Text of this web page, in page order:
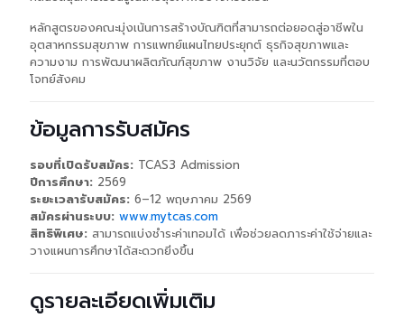
หลักสูตรของคณะมุ่งเน้นการสร้างบัณฑิตที่สามารถต่อยอดสู่อาชีพใน
อุตสาหกรรมสุขภาพ การแพทย์แผนไทยประยุกต์ ธุรกิจสุขภาพและ
ความงาม การพัฒนาผลิตภัณฑ์สุขภาพ งานวิจัย และนวัตกรรมที่ตอบ
โจทย์สังคม
ข้อมูลการรับสมัคร
รอบที่เปิดรับสมัคร: TCAS3 Admission
ปีการศึกษา: 2569
ระยะเวลารับสมัคร: 6–12 พฤษภาคม 2569
สมัครผ่านระบบ: www.mytcas.com
สิทธิพิเศษ: สามารถแบ่งชำระค่าเทอมได้ เพื่อช่วยลดภาระค่าใช้จ่ายและ
วางแผนการศึกษาได้สะดวกยิ่งขึ้น
ดูรายละเอียดเพิ่มเติม